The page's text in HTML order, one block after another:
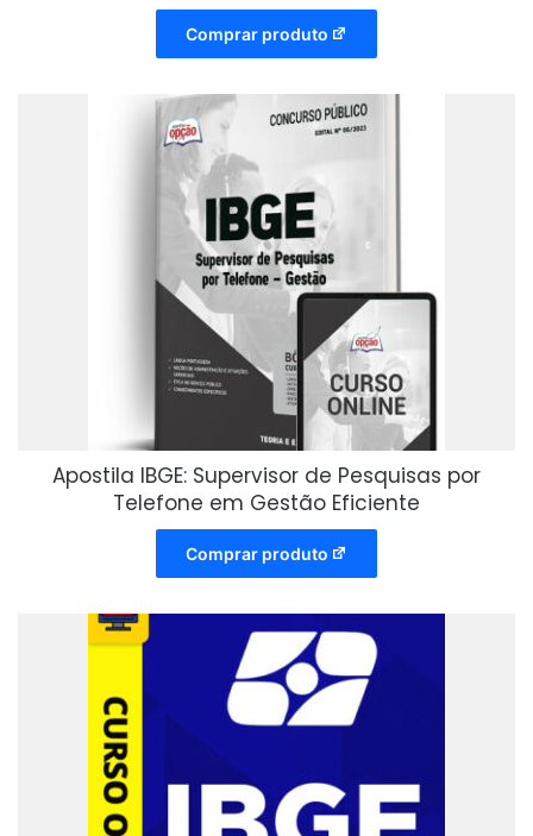
Comprar produto
Apostila IBGE: Supervisor de Pesquisas por
Telefone em Gestão Eficiente
Comprar produto